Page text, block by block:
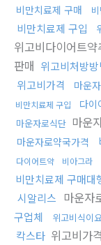
비만치료제 구매
비만치료제 구입
위고비다이어트약
판매 위고비처방방
위고비가격 마운
비만치료제 구입 다이
마운자로식단 마운
마운자로약국가격
다이어트약 비아그라
비만치료제 구매대
시알리스
마운자
구업체
위고비식이
칵스타 위고비가격